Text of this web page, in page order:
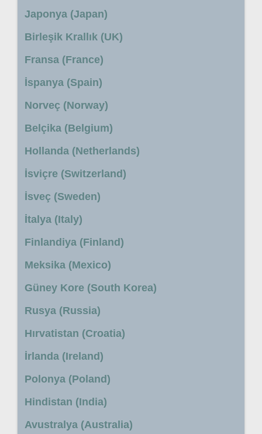
Japonya (Japan)
Birleşik Krallık (UK)
Fransa (France)
İspanya (Spain)
Norveç (Norway)
Belçika (Belgium)
Hollanda (Netherlands)
İsviçre (Switzerland)
İsveç (Sweden)
İtalya (Italy)
Finlandiya (Finland)
Meksika (Mexico)
Güney Kore (South Korea)
Rusya (Russia)
Hırvatistan (Croatia)
İrlanda (Ireland)
Polonya (Poland)
Hindistan (India)
Avustralya (Australia)